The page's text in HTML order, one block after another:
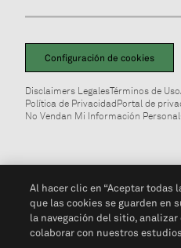
Configuración de cookies
Disclaimers LegalesTérminos de Uso
Política de PrivacidadPortal de
No Vendan Mi Información Personal
Al hacer clic en “Aceptar todas
que las cookies se guarden en
la navegación del sitio, analizar
colaborar con nuestros